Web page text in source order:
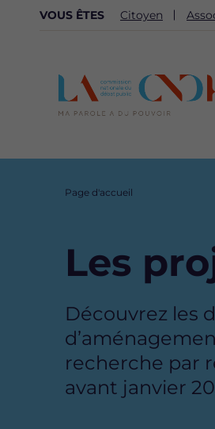
NAVIGATION
VOUS ÊTES Citoyen
Fil
Page d'accueil
Les
Description
Découvrez les
recherche par
avant janvier